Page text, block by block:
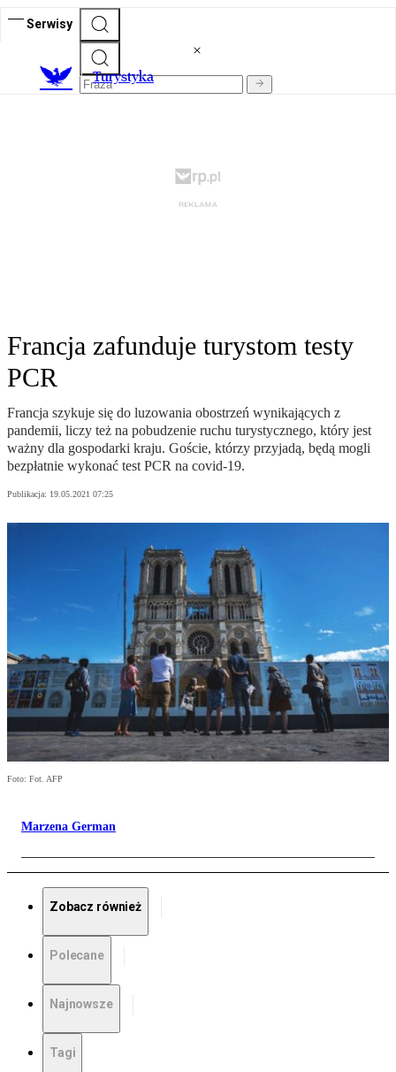
Serwisy
Turystyka
Francja zafunduje turystom testy
PCR
Francja szykuje się do luzowania obostrzeń wynikających z
pandemii, liczy też na pobudzenie ruchu turystycznego, który jest
ważny dla gospodarki kraju. Goście, którzy przyjadą, będą mogli
bezpłatnie wykonać test PCR na covid-19.
Publikacja: 19.05.2021 07:25
Foto: Fot. AFP
Marzena German
Zobacz również
Polecane
Najnowsze
Tagi